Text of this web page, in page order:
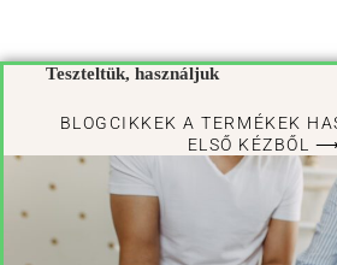
Teszteltük, használjuk
BLOGCIKKEK A TERMÉKEK
ELSŐ KÉZBŐL